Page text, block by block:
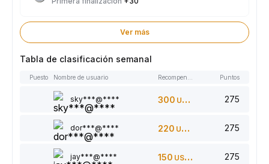
Ver más
Tabla de clasificación semanal
Puesto Nombre de usuario Recompensas Puntos
sky***@**** 300 USDT 275
dor***@**** 220 USDT 275
jay***@**** 150 USDT 275